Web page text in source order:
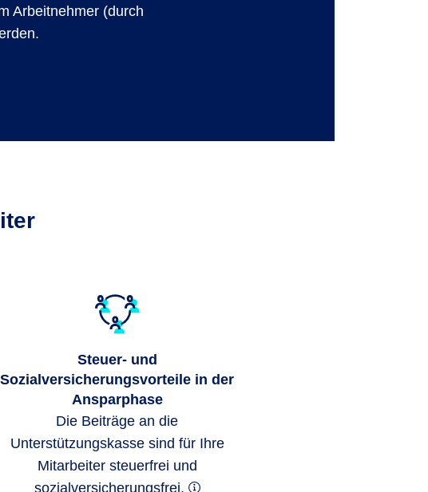
Arbeitnehmer (durch
Steuer- und
Sozialversicherungsvorteile in der
Ansparphase
Die Beiträge an die
Unterstützungskasse sind für Ihre
Mitarbeiter steuerfrei und
sozialversicherungsfrei.